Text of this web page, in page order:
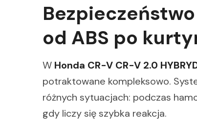
od ABS po
W Honda CR-V CR-V 2.0
potraktowane kompleksowo.
różnych sytuacjach: podczas
gdy liczy się szybka reakcja.